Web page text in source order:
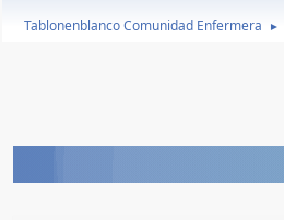
Tablonenblanco Comunidad Enfermera ►